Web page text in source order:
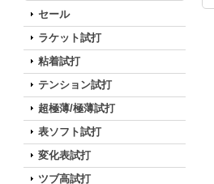
セール
ラケット試打
粘着試打
テンション試打
超極薄/極薄試打
表ソフト試打
変化表試打
ツブ高試打